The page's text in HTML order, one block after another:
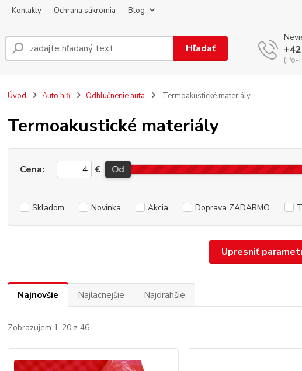
Kontakty Ochrana súkromia Blog
Hľadať
(Po-
Úvod Auto hifi Odhlučnenie auta Termoakustické materiály
Termoakustické materiály
Upresniť
Cena: € Od
Skladom Novinka Akcia Doprava ZADARMO
Najnovšie Najlacnejšie Najdrahšie
Zobrazujem 1-20 z 46